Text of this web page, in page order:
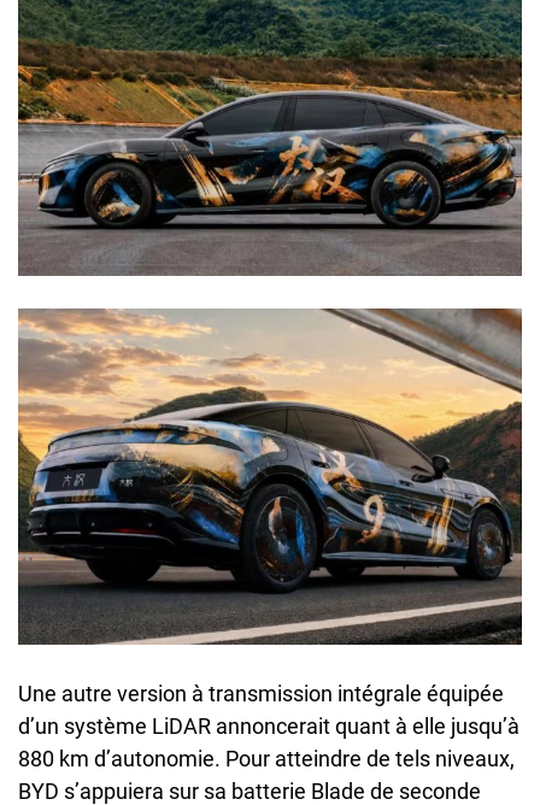
Une autre version à transmission intégrale équipée
d’un système LiDAR annoncerait quant à elle jusqu’à
880 km d’autonomie. Pour atteindre de tels niveaux,
BYD s’appuiera sur sa batterie Blade de seconde